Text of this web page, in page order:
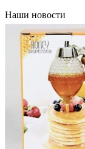
Наши новости